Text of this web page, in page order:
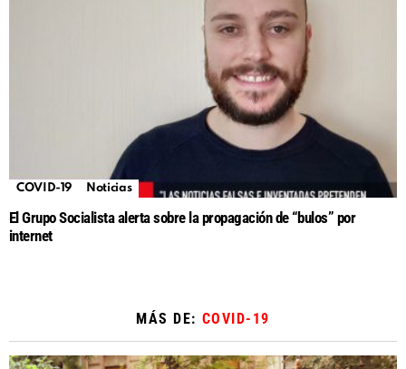
COVID-19 Noticias
El Grupo Socialista alerta sobre la propagación de “bulos” por
internet
MÁS DE: COVID-19